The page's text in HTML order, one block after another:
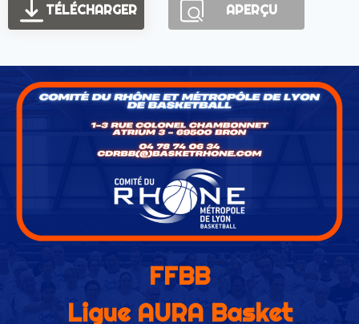
TÉLÉCHARGER APERÇU
FFBB
Ligue AURA Basket